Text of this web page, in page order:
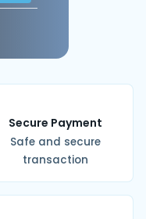
Secure Payment
Safe and secure
transaction